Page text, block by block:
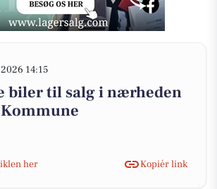
14:15
biler til salg i nærheden
Kommune
her
Kopiér link